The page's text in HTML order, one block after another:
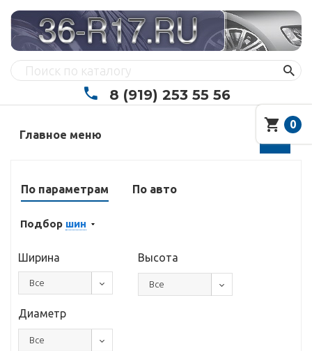
8 (919) 253 55 56
Главное меню
По параметрам По авто
Подбор шин
Ширина
Все
Высота
Все
Диаметр
Все
0